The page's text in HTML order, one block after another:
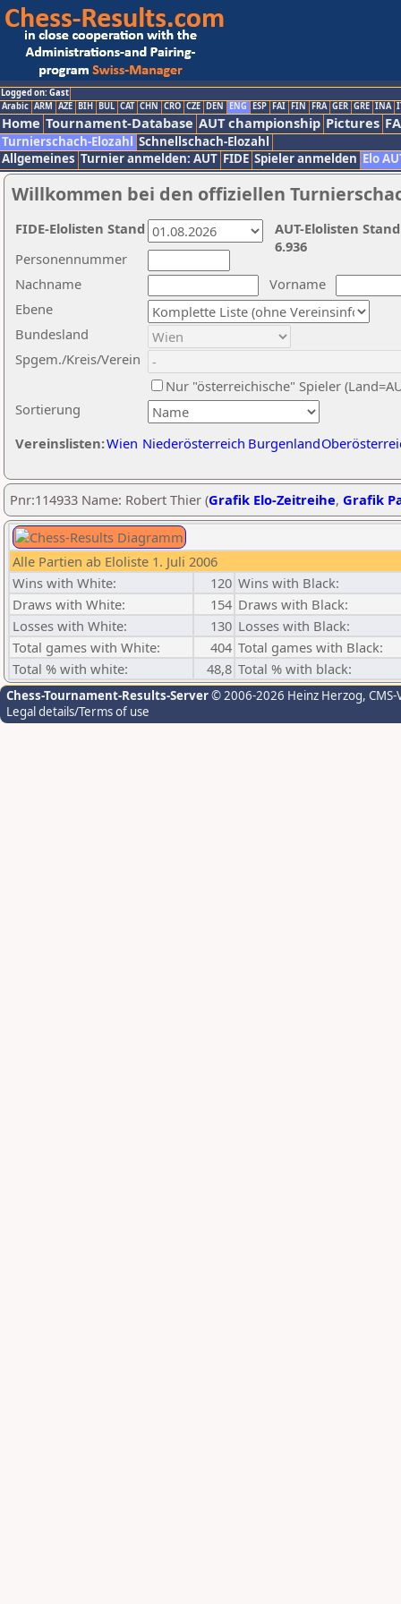
Logged on: Gast
Arabic ARM AZE BIH BUL CAT CHN CRO CZE DEN ENG ESP FAI FIN FRA GER GRE INA
Home Tournament-Database AUT championship Pictures
Turnierschach-Elozahl Schnellschach-Elozahl
Allgemeines Turnier anmelden: AUT FIDE Spieler anmelden Elo
Willkommen bei den offiziellen
Nachname
Vorname
Ebene
Sortierung
Personennummer
Bundesland
Spgem./Kreis/Verein
Nur "österreichische" Spieler
Vereinslisten:Wien Niederösterreich Burgenland
AUT-Elolisten
6.936
FIDE-Elolisten Stand
Pnr:114933 Name: Robert Thier (Grafik Elo-Zeitreihe, Grafik
Alle Partien ab Eloliste 1. Juli 2006
Wins with White:
120 Wins with Black:
Draws with White:
154 Draws with Black:
Losses with White:
130 Losses with Black:
Total games with White:
404 Total games with Black:
Total % with white:
48,8 Total % with black:
Chess-Tournament-Results-Server© 2006-2026 Heinz Herzog,
Legal details/Terms of use